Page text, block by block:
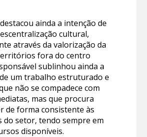
ainda a intenção de
cultural,
através da valorização da
fora do centro
sublinhou ainda a
um trabalho estruturado e
não se compadece com
mas que procura
de forma consistente às
do setor, tendo sempre em
disponíveis.